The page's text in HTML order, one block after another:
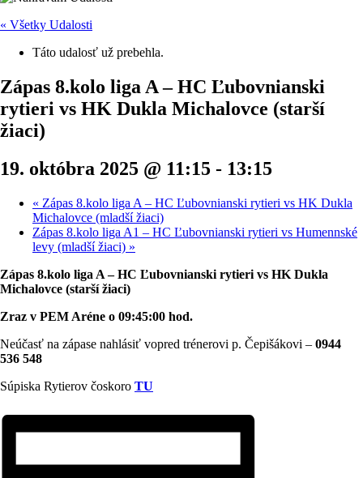
« Všetky Udalosti
Táto udalosť už prebehla.
Zápas 8.kolo liga A – HC Ľubovnianski
rytieri vs HK Dukla Michalovce (starší
žiaci)
19. októbra 2025 @ 11:15 - 13:15
« Zápas 8.kolo liga A – HC Ľubovnianski rytieri vs HK Dukla
Michalovce (mladší žiaci)
Zápas 8.kolo liga A1 – HC Ľubovnianski rytieri vs Humennské
levy (mladší žiaci) »
Zápas 8.kolo liga A – HC Ľubovnianski rytieri vs HK Dukla
Michalovce (starší žiaci)
Zraz v PEM Aréne o 09:45:00 hod.
Neúčasť na zápase nahlásiť vopred trénerovi p. Čepišákovi – 0944
536 548
Súpiska Rytierov čoskoro TU